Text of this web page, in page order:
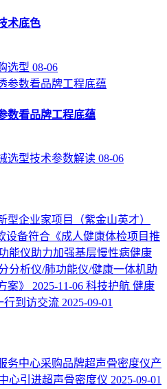
术底色
选型 08-06
数看品牌工程底蕴
选型技术参数解读 08-06
企业家项目（紫金山英才）
设备符合《成人健康体检项目推
能仪助力加强基层慢性病健康
分析仪/肺功能仪/健康一体机助
案》
2025-11-06 科技护航 健康
行到访交流 2025-09-01
务中心采购品牌超声骨密度仪产
心引进超声骨密度仪 2025-09-01